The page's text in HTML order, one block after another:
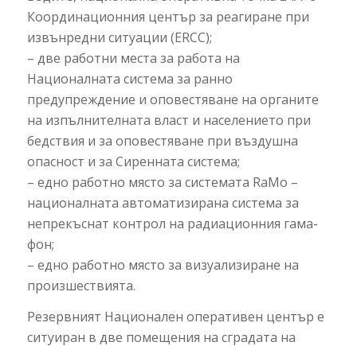
Координационния център за реагиране при
извънредни ситуации (ERCC);
– две работни места за работа на
Националната система за ранно
предупреждение и оповестяване на органите
на изпълнителната власт и населението при
бедствия и за оповестяване при въздушна
опасност и за Сиренната система;
– едно работно място за системата RaMo –
националната автоматизирана система за
непрекъснат контрол на радиационния гама-
фон;
– едно работно място за визуализиране на
произшествията.
Резервният Национален оперативен център е
ситуиран в две помещения на сградата на